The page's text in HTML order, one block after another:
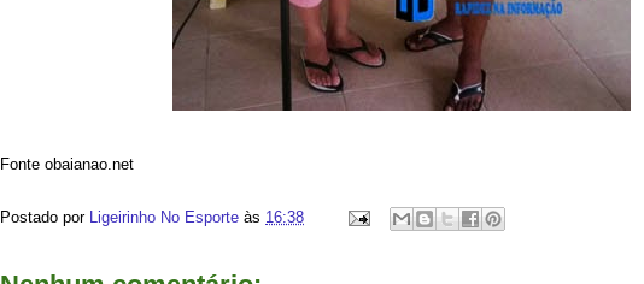
Fonte obaianao.net
Postado por Ligeirinho No Esporte às 16:38